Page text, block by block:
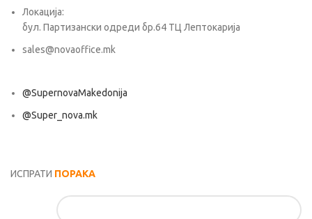
Локација:
бул. Партизански одреди бр.64 ТЦ Лептокарија
sales@novaoffice.mk
@SupernovaMakedonija
@Super_nova.mk
ИСПРАТИ ПОРАКА